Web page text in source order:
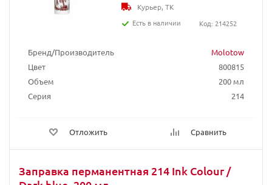
Бренд/Производитель
Molotow
Цвет
800815
Объем
200 мл
Серия
214
Отложить Сравнить
Курьер, ТК
Есть в наличии
Код: 214252
Заправка перманентная 214 Ink Colour /